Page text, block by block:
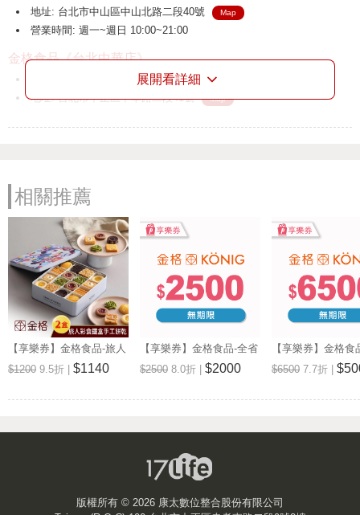
地址: 台北市中山區中山北路二段40號
Map
營業時間: 週一~週日 10:00~21:00
金格食品《台北中華店》
地址: 台北市中正區中華路二段41號
Map
營業時間: 週一~週日 09:30~21:00
金格食品《板橋店》
電話: (02)2966-4534
地址: 新北市板橋區南門街17號
營業時間: 週一~週日 10:00~21:00
金格食品《桃園店》
電話: (03)336-1279
地址: 桃園市桃園區中山路108號
Map
營業時間: 週一~週日 10:00~20:30
金格食品《桃園中壢店》
營業時間: 週一~週日 10:00~21:00
電話: (04)2229-2200
展開看詳細
相關推薦
【享樂券】金格食品-旅人
彩食鐵盒手工餅乾禮盒2盒
入
$1200 9.5折 | $1140
【享樂券】金格食品-全省
13家直營門市2500元提貨
券
$2500 8.0折 | $2000
【享樂券】金格食
13家直營門市
券
$6500 7.7折 |
版權所有 © 2026 康太數位整合股份有限公司